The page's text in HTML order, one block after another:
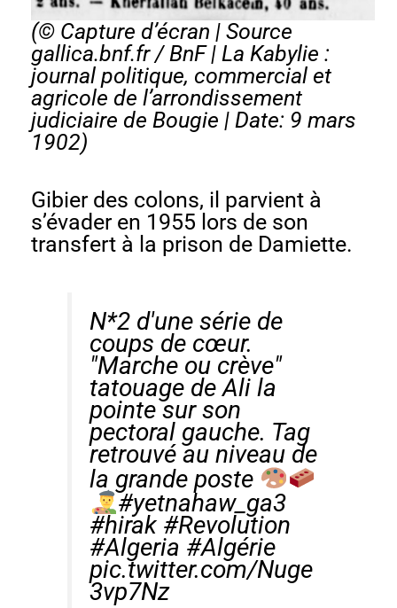
(© Capture d’écran | Source
gallica.bnf.fr / BnF | La Kabylie :
journal politique, commercial et
agricole de l’arrondissement
judiciaire de Bougie | Date: 9 mars
1902)
Gibier des colons, il parvient à
s’évader en 1955 lors de son
transfert à la prison de Damiette.
N*2 d'une série de
coups de cœur.
"Marche ou crève"
tatouage de Ali la
pointe sur son
pectoral gauche. Tag
retrouvé au niveau de
la grande poste
#yetnahaw_ga3
#hirak #Revolution
#Algeria #Algérie
pic.twitter.com/Nuge
3vp7Nz